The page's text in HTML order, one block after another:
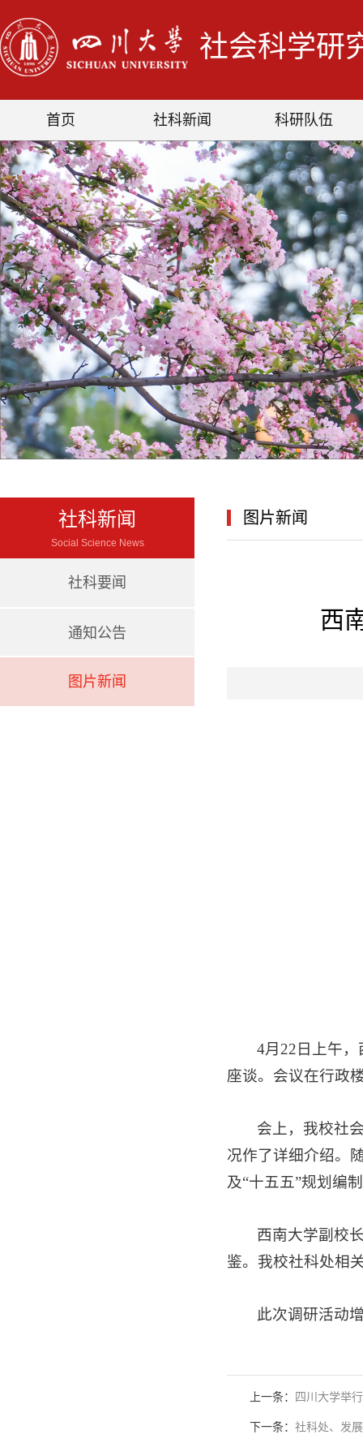
社会科学研
首页 社科新闻 科研队伍
社科新闻
Social Science News
社科要闻
通知公告
图片新闻
图片新闻
西
4月22日上午
座谈。会议在行政
会上，我校社
况作了详细介绍。
及“十五五”规划编
西南大学副校
鉴。我校社科处相
此次调研活动
上一条： 四川大学举
下一条： 社科处、发